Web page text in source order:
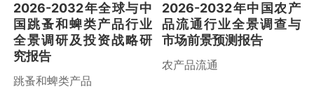
2026-2032年全球与中
国跳蚤和蜱类产品行业
全景调研及投资战略研
究报告
跳蚤和蜱类产品
2026-2032年中国农产
品流通行业全景调查与
市场前景预测报告
农产品流通